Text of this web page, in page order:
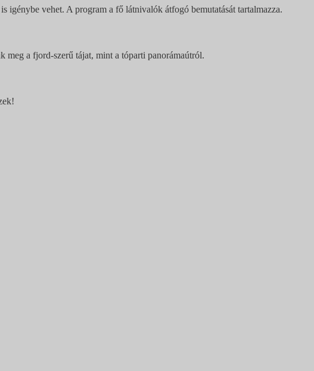
is igénybe vehet. A program a fő látnivalók átfogó bemutatását tartalmazza.
a fjord-szerű tájat, mint a tóparti panorámaútról.